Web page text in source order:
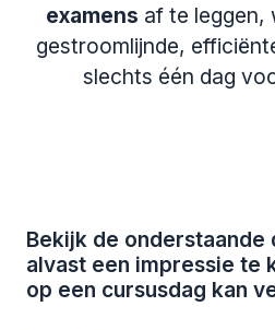
examens af te leggen,
gestroomlijnde,
slechts één dag
Bekijk de
alvast een impressie te
op een cursusdag kan